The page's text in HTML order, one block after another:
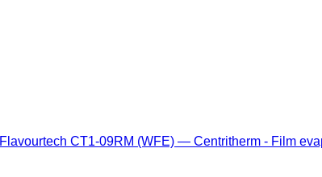
Flavourtech CT1-09RM (WFE) — Centritherm - Film